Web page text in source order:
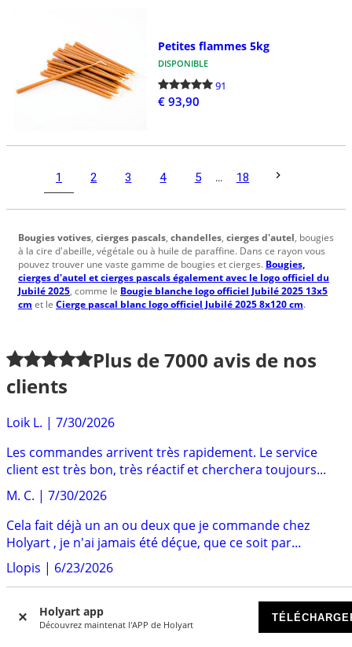
Holyart app
Découvrez maintenat l'APP de Holyart
Petites flammes 5kg
DISPONIBLE
91
€ 93,90
1 2 3 4 5 ... 18
Bougies votives, cierges pascals, chandelles, cierges d'autel, bougies
à la cire d'abeille, végétale ou à huile de paraffine. Dans ce rayon vous
pouvez trouver une vaste gamme de bougies et cierges. Bougies,
cierges d'autel et cierges pascals également avec le logo officiel du
Jubilé 2025, comme le Bougie blanche logo officiel Jubilé 2025 13x5
cm et le Cierge pascal blanc logo officiel Jubilé 2025 8x120 cm.
Plus de7000 avis de nos
clients
Loik L. | 7/30/2026
Les commandes arrivent très rapidement. Le service
client est très bon, très réactif et cherchera toujours...
M. C. | 7/30/2026
Cela fait déjà un an ou deux que je commande chez
Holyart , je n'ai jamais été déçue, que ce soit par...
Llopis | 6/23/2026
Un magnifique site d'objets d'Art, religieux, spiritueux,
produits de dégustations, bijoux. Feuilleter...